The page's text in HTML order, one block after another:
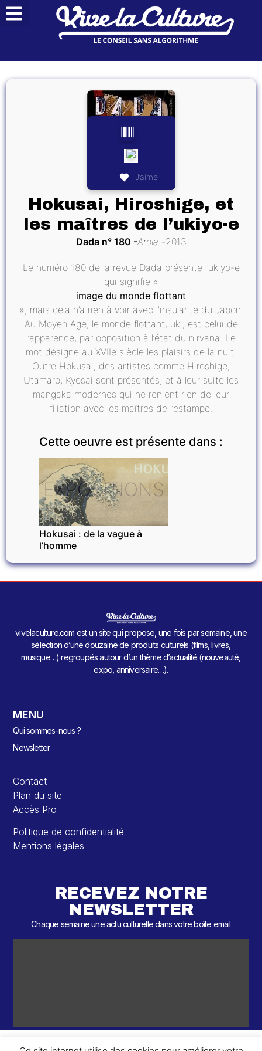
J’aime
Hokusai, Hiroshige, et
les maîtres de l’ukiyo-e
Dada n° 180 Arola 2013
Le numéro 180 de la revue Dada présente l’ukiyo-e
qui signifie «
image du monde flottant
», mais cela n’a rien à voir avec l’insularité du Japon.
Au Moyen Age, le monde flottant, uki, est celui de
l’apparence, par opposition à l’état du nirvana. Le
mot désigne au XVIIe siècle les plaisirs de la nuit.
Outre Hokusai, des artistes comme Hiroshige,
Utamaro, Kyosai sont présentés, et à leur suite les
mangaka modernes qui ne renient rien de leur
filiation avec les maîtres de l’estampe.
Cette oeuvre est présente dans :
EXPOSITIONS
Hokusai : de la vague à
l’homme
vivelaculture.com est un site qui propose, une fois par semaine, une
sélection d’une douzaine de produits culturels (films, livres,
musique…) regroupés autour d’un thème d’actualité (nouveauté,
expo, anniversaire…).
MENU
Qui sommes-nous ?
Newsletter
Contact
Plan du site
Accès Pro
Politique de confidentialité
Mentions légales
RECEVEZ NOTRE
NEWSLETTER
Chaque semaine une actu culturelle dans votre boîte email